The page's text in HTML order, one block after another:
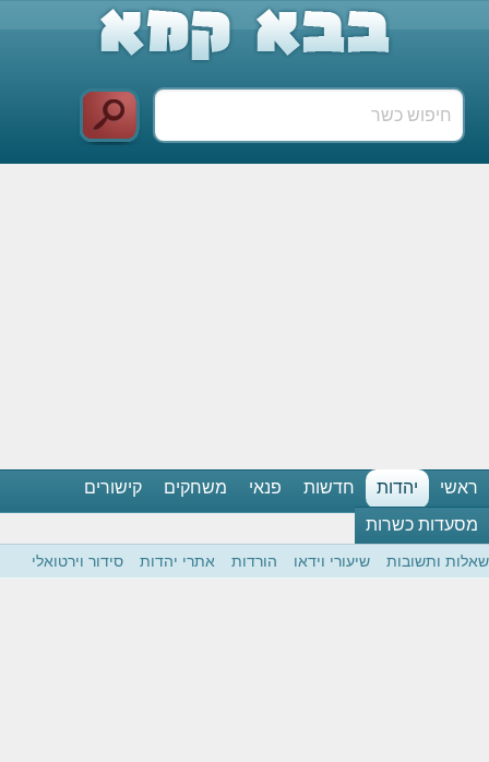
ראשי יהדות חדשות פנאי משחקים
קישורים
מסעדות כשרות
שאלות ותשובות שיעורי וידאו הורדות אתרי יהדות סידור וירטואלי